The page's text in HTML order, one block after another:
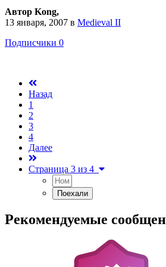
Автор Kong,
13 января, 2007 в Medieval II
Подписчики 0
Назад
1
2
3
4
Далее
Страница 3 из 4
Рекомендуемые